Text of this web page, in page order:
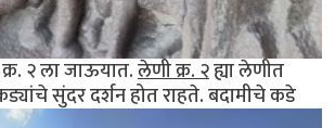
२ ला जाऊयात.लेणी क्र. २ह्या लेणीत
सुंदर दर्शन होत राहते. बदामीचे कडे